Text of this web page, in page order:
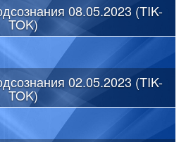
08.05.2023 (TIK-
TOK)
02.05.2023 (TIK-
TOK)